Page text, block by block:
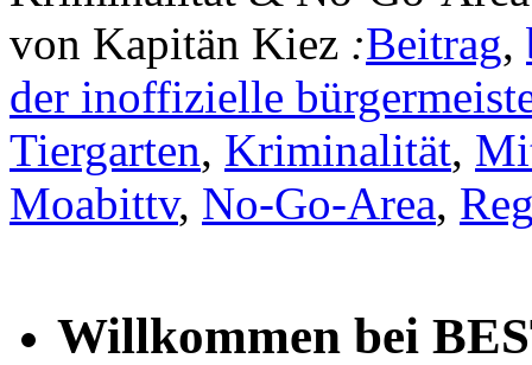
von Kapitän Kiez :Beitrag,
der inoffizielle
Tiergarten, Kriminalität,
Moabittv, No-Go-Area,
Willkommen bei